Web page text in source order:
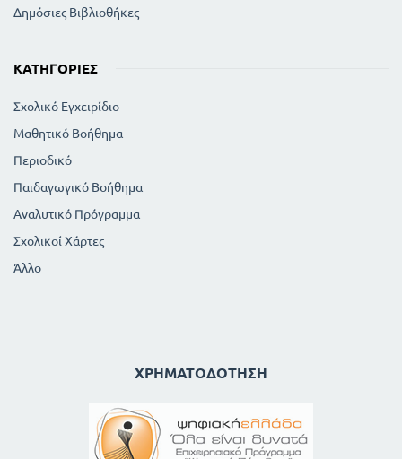
Δημόσιες Βιβλιοθήκες
ΚΑΤΗΓΟΡΊΕΣ
Σχολικό Εγχειρίδιο
Μαθητικό Βοήθημα
Περιοδικό
Παιδαγωγικό Βοήθημα
Αναλυτικό Πρόγραμμα
Σχολικοί Χάρτες
Άλλο
ΧΡΗΜΑΤΟΔΌΤΗΣΗ